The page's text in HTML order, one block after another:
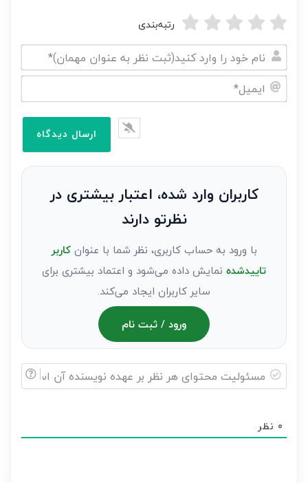
رتبه‌بندی
نام
خود
نظر
کاربران وارد شده، اعتبار بیشتری در
نظرتو دارند
با ورود به حساب کاربری، نظر شما با عنوانکاربر
تاییدشده نمایش داده می‌شود و اعتماد بیشتری برای
سایر کاربران ایجاد می‌کند.
ورود / ثبت نام
هر
0 نظر